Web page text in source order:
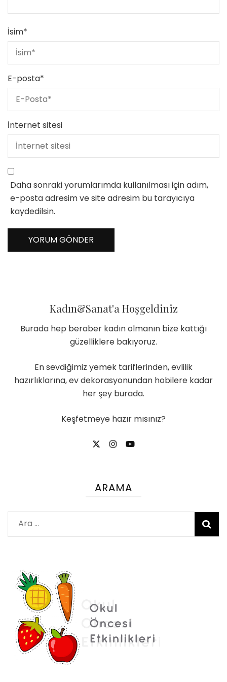
İsim*
E-posta*
İnternet sitesi
Daha sonraki yorumlarımda kullanılması için adım,
e-posta adresim ve site adresim bu tarayıcıya
kaydedilsin.
Kadın&Sanat'a Hoşgeldiniz
Burada hep beraber kadın olmanın bize kattığı
güzelliklere bakıyoruz.
En sevdiğimiz yemek tariflerinden, evlilik
hazırlıklarına, ev dekorasyonundan hobilere kadar
her şey burada.
Keşfetmeye hazır mısınız?
ARAMA
Arama: